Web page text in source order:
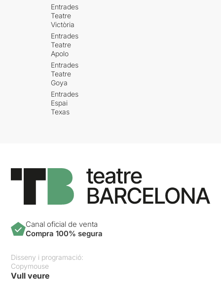
Entrades
Teatre
Victòria
Entrades
Teatre
Apolo
Entrades
Teatre
Goya
Entrades
Espai
Texas
Canal oficial de venta
Compra 100% segura
Disseny i programació:
Copymouse
Vull veure